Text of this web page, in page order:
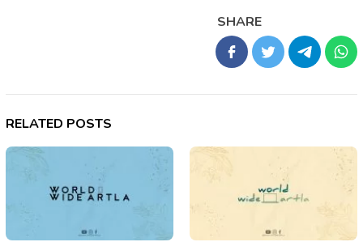
SHARE
RELATED POSTS